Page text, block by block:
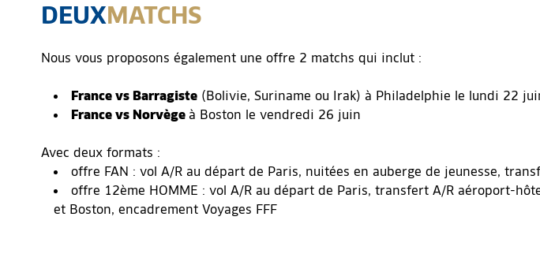
DEUXMATCHS
Nous vous proposons également une offre 2 matchs qui inclut :
France vs Barragiste (Bolivie, Suriname ou Irak) à Philadelphie le lundi 22
France vs Norvège à Boston le vendredi 26 juin
Avec deux formats :
offre FAN : vol A/R au départ de Paris, nuitées en auberge de jeunesse,
offre 12ème HOMME : vol A/R au départ de Paris, transfert A/R aéroport-
et Boston, encadrement Voyages FFF